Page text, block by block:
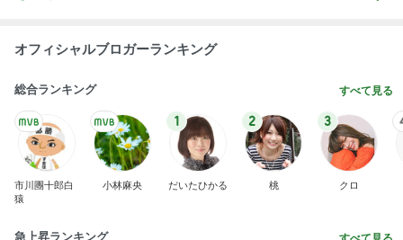
オフィシャルブロガーランキング
総合ランキング すべて見る
市川團十郎白
猿
小林麻央
1
だいたひかる
2
桃
3
クロ
急上昇ランキング